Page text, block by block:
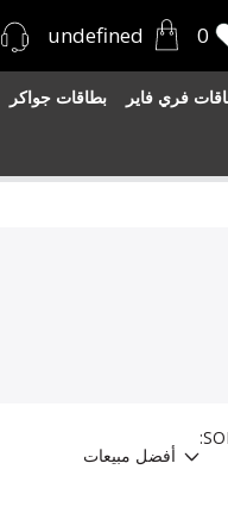
0
undefined
فري فاير بطاقات جواكر